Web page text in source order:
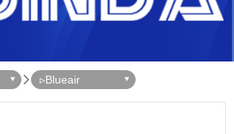
▹Blueair